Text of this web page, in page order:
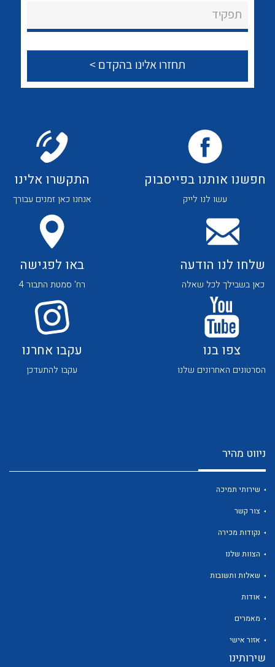
צור קשר
לכל מוצרי היצרן לכל מוצרי היצרן
תפקיד
חפשנו אותנו בפייסבוק
עשו לנו לייק
התקשרו אלינו
אנחנו כאן זמנים עבורך
שלחו לנו הודעה
כאן בשבילך לכל שאלה
באו לפגישה
רח' סמטת התבור 4
צפו בנו
הסרטונים האחרונים שלנו
עקבו אחרנו
עקבו להתעדכן
ניווט מהיר
שירותי תמיכה
צור קשר
נקודות מכירה
הצוות שלנו
שאלות ותשובות
אודות
מאמרים
אזור אישי
שירותינו